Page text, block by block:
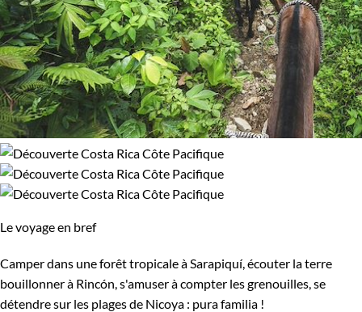
Le voyage en bref
Camper dans une forêt tropicale à Sarapiquí, écouter la terre
bouillonner à Rincón, s'amuser à compter les grenouilles, se
détendre sur les plages de Nicoya : pura familia !